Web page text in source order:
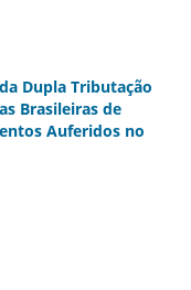
Dupla Tributação
Brasileiras de
Auferidos no